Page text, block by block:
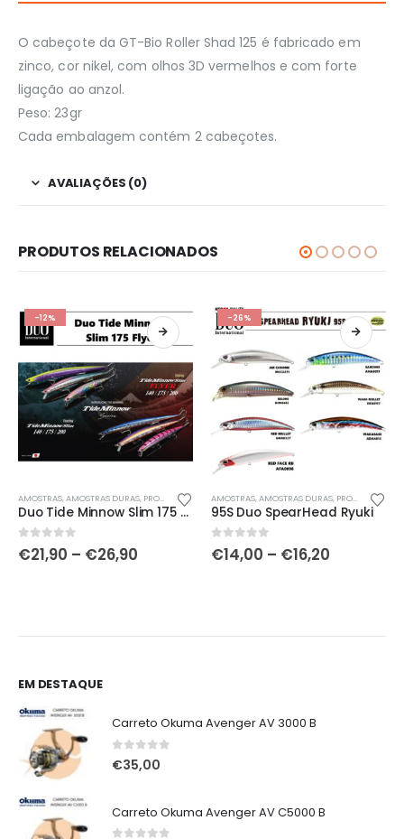
O cabeçote da GT-Bio Roller Shad 125 é fabricado em
zinco, cor nikel, com olhos 3D vermelhos e com forte
ligação ao anzol.
Peso: 23gr
Cada embalagem contém 2 cabeçotes.
AVALIAÇÕES (0)
PRODUTOS RELACIONADOS
-12%
AMOSTRAS,AMOSTRAS DURAS, PROMOÇÕES!!
Duo Tide Minnow Slim 175 Flyer
0out of 5
€21,90 – €26,90
-26%
This product has multiple variants. The options may be chosen on the product page
AMOSTRAS,AMOSTRAS DURAS, PROMOÇÕES!!
95S Duo SpearHead Ryuki
0out of 5
€14,00 – €16,20
EM DESTAQUE
Carreto Okuma Avenger AV 3000 B
0out of 5
€35,00
Carreto Okuma Avenger AV C5000 B